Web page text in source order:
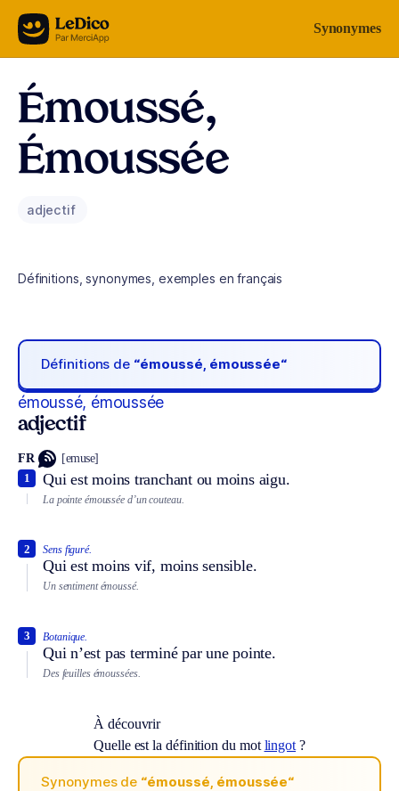
Aller au contenu Synonymes
Émoussé,
Émoussée
adjectif
Définitions, synonymes, exemples en français
Définitions de “émoussé, émoussée“
émoussé, émoussée
adjectif
FR [emuse]
Qui est moins tranchant ou moins aigu.
1
La pointe émoussée d’un couteau.
Sens figuré.
Qui est moins vif, moins sensible.
2
Un sentiment émoussé.
Botanique.
Qui n’est pas terminé par une pointe.
3
Des feuilles émoussées.
À découvrir
Quelle est la définition du mot lingot ?
Synonymes de “émoussé, émoussée“